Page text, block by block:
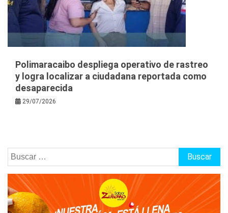
Polimaracaibo despliega operativo de rastreo
y logra localizar a ciudadana reportada como
desaparecida
29/07/2026
Buscar: